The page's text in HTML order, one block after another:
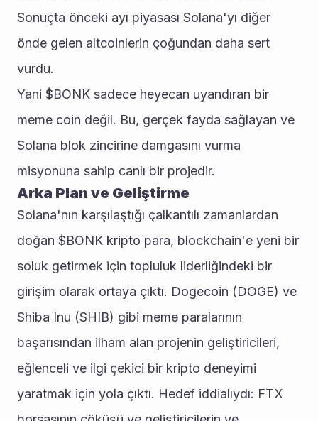
Sonuçta önceki ayı piyasası Solana'yı diğer
önde gelen altcoinlerin çoğundan daha sert
vurdu.
Yani $BONK sadece heyecan uyandıran bir
meme coin değil. Bu, gerçek fayda sağlayan ve
Solana blok zincirine damgasını vurma
misyonuna sahip canlı bir projedir.
Arka Plan ve Geliştirme
Solana'nın karşılaştığı çalkantılı zamanlardan
doğan $BONK kripto para, blockchain'e yeni bir
soluk getirmek için topluluk liderliğindeki bir
girişim olarak ortaya çıktı. Dogecoin (DOGE) ve
Shiba Inu (SHIB) gibi meme paralarının
başarısından ilham alan projenin geliştiricileri,
eğlenceli ve ilgi çekici bir kripto deneyimi
yaratmak için yola çıktı. Hedef iddialıydı: FTX